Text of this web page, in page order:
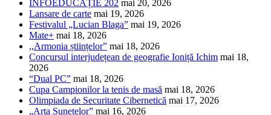
INFOEDUCAȚIE 202 mai 20, 2026
Lansare de carte mai 19, 2026
Festivalul „Lucian Blaga” mai 19, 2026
Mate+ mai 18, 2026
,,Armonia științelor” mai 18, 2026
Concursul interjudețean de geografie Ioniță Ichim mai 18,
2026
“Dual PC” mai 18, 2026
Cupa Campionilor la tenis de masă mai 18, 2026
Olimpiada de Securitate Cibernetică mai 17, 2026
„Arta Sunetelor” mai 16, 2026